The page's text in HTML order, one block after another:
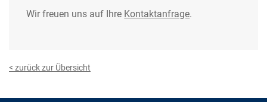
Wir freuen uns auf Ihre Kontaktanfrage.
< zurück zur Übersicht